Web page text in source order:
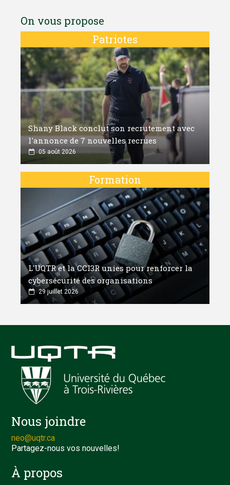
On vous propose
Patriotes
Shany Black conclut son recrutement avec
l'annonce de 7 nouvelles recrues
05 août 2026
Formation
L'UQTR et la CCI3R unies pour renforcer la
cybersécurité des organisations
29 juillet 2026
Nous joindre
neo@uqtr.ca
Partagez-nous vos nouvelles!
À propos